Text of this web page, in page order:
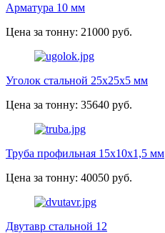
Арматура 10 мм
Цена за тонну: 21000 руб.
Уголок стальной 25х25х5 мм
Цена за тонну: 35640 руб.
Труба профильная 15х10х1,5 мм
Цена за тонну: 40050 руб.
Двутавр стальной 12